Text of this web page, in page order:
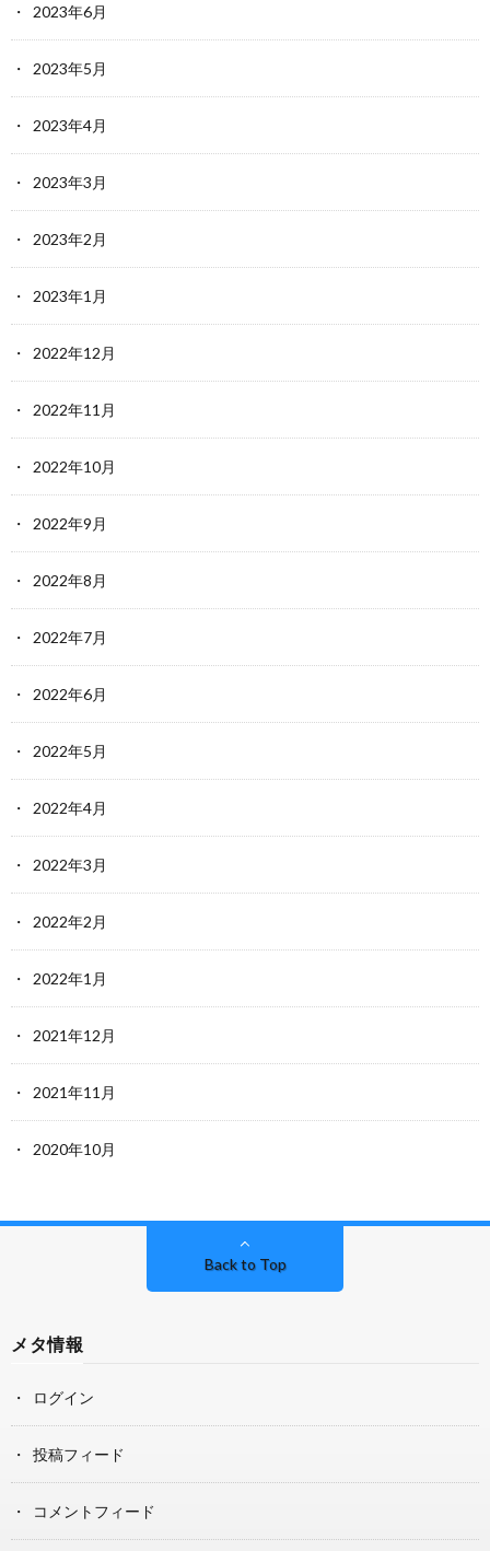
2023年6月
2023年5月
2023年4月
2023年3月
2023年2月
2023年1月
2022年12月
2022年11月
2022年10月
2022年9月
2022年8月
2022年7月
2022年6月
2022年5月
2022年4月
2022年3月
2022年2月
2022年1月
2021年12月
2021年11月
2020年10月
Back to Top
メタ情報
ログイン
投稿フィード
コメントフィード